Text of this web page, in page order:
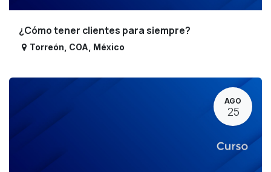
¿Cómo tener clientes para siempre?
Torreón COA México
AGO
25